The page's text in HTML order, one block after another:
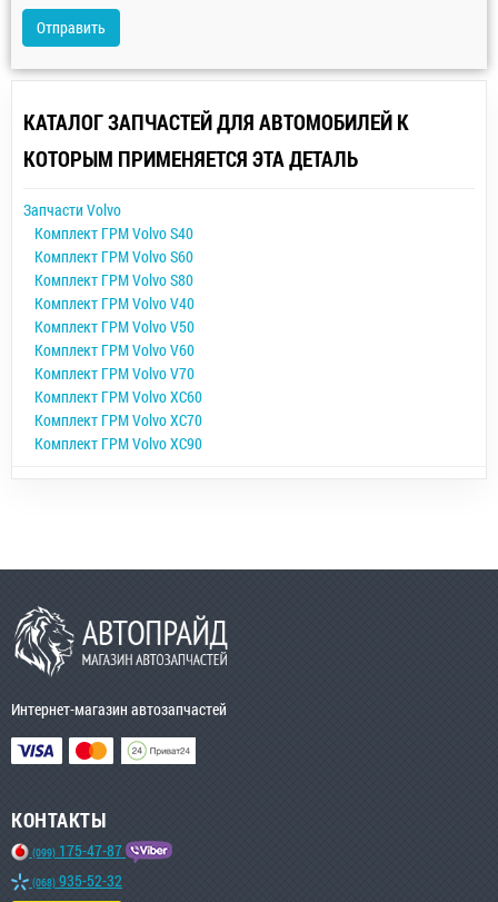
Отправить
КАТАЛОГ ЗАПЧАСТЕЙ ДЛЯ АВТОМОБИЛЕЙ К
КОТОРЫМ ПРИМЕНЯЕТСЯ ЭТА ДЕТАЛЬ
Запчасти Volvo
Комплект ГРМ Volvo S40
Комплект ГРМ Volvo S60
Комплект ГРМ Volvo S80
Комплект ГРМ Volvo V40
Комплект ГРМ Volvo V50
Комплект ГРМ Volvo V60
Комплект ГРМ Volvo V70
Комплект ГРМ Volvo XC60
Комплект ГРМ Volvo XC70
Комплект ГРМ Volvo XC90
Интернет-магазин автозапчастей
КОНТАКТЫ
(099) 175-47-87
(068) 935-52-32